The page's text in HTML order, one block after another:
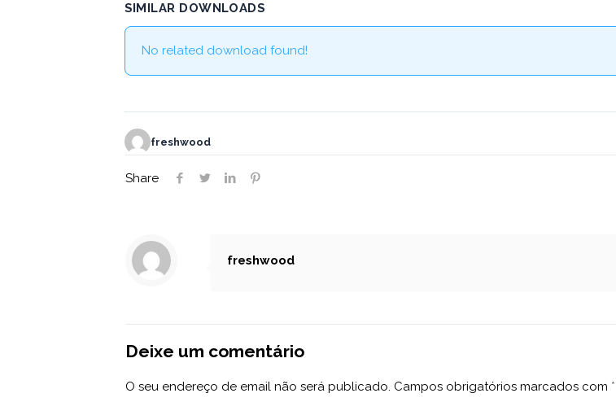
SIMILAR DOWNLOADS
No related download found!
freshwood
Share
freshwood
Deixe um comentário
O seu endereço de email não será publicado. Campos obrigatórios marcados com *